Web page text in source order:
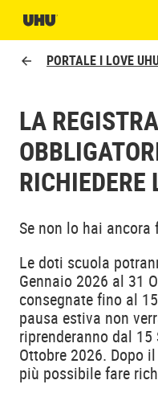
PORTALE I LOVE
LA
RICHIEDERE
Se non lo hai ancora
Le doti scuola
Gennaio 2026 al 31
consegnate fino al
pausa estiva non
riprenderanno dal 15
Ottobre 2026. Dopo
più possibile fare